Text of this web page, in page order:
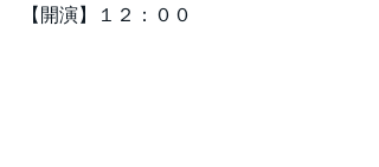
【開演】１２：００